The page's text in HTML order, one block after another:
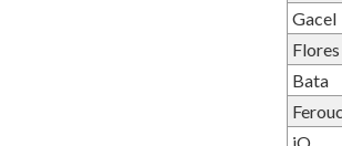
Gacel
Flores
Bata